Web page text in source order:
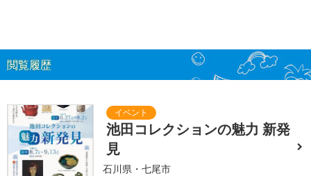
閲覧履歴
池田コレクションの魅力 新発
見
石川県・七尾市